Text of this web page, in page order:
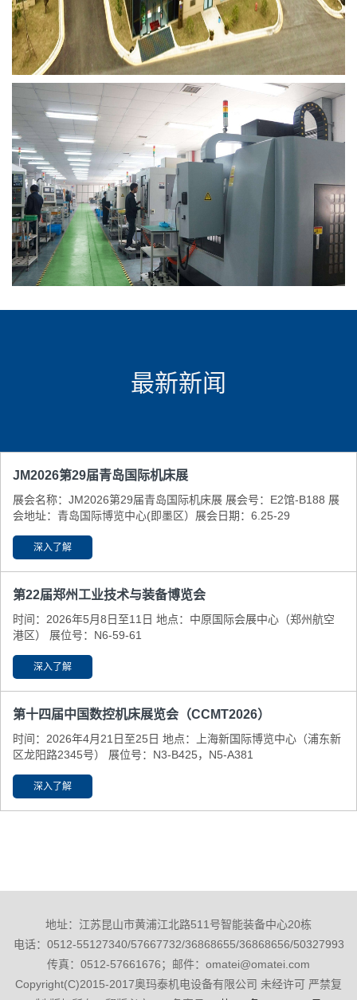
最新新闻
JM2026第29届青岛国际机床展
展会名称：JM2026第29届青岛国际机床展 展会号：E2馆-B188 展
会地址：青岛国际博览中心(即墨区） ​展会日期：6.25-29
深入了解
第22届郑州工业技术与装备博览会
时间：2026年5月8日至11日 地点：中原国际会展中心（郑州航空
港区） 展位号：N6-59-61
深入了解
第十四届中国数控机床展览会（CCMT2026）
时间：2026年4月21日至25日 地点：上海新国际博览中心（浦东新
区龙阳路2345号） 展位号：N3-B425，N5-A381
深入了解
地址：江苏昆山市黄浦江北路511号智能装备中心20栋
电话：0512-55127340/57667732/36868655/36868656/50327993
传真：0512-57661676；邮件：omatei@omatei.com
Copyright(C)2015-2017奥玛泰机电设备有限公司 未经许可 严禁复